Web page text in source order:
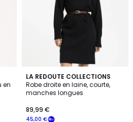
en
LA REDOUTE COLLECTIONS
Robe droite en laine, courte,
manches longues
45,00 €
89,99 €
4,2
/ 5